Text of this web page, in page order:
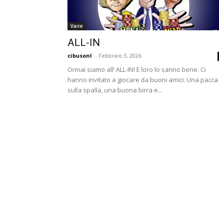
Varie
ALL-IN
cibusonl - Febbraio 3, 2026
Ormai siamo all’ ALL-IN! E loro lo sanno bene. Ci
hanno invitato a giocare da buoni amici. Una pacca
sulla spalla, una buona birra e...